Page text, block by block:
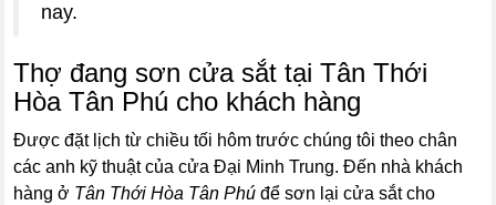
nay.
Thợ đang sơn cửa sắt tại Tân Thới
Hòa Tân Phú cho khách hàng
Được đặt lịch từ chiều tối hôm trước chúng tôi theo chân
các anh kỹ thuật của cửa Đại Minh Trung. Đến nhà khách
hàng ở Tân Thới Hòa Tân Phú để sơn lại cửa sắt cho